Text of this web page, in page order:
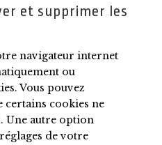
et supprimer les
navigateur internet
ou
Vous pouvez
certains cookies ne
Une autre option
de votre